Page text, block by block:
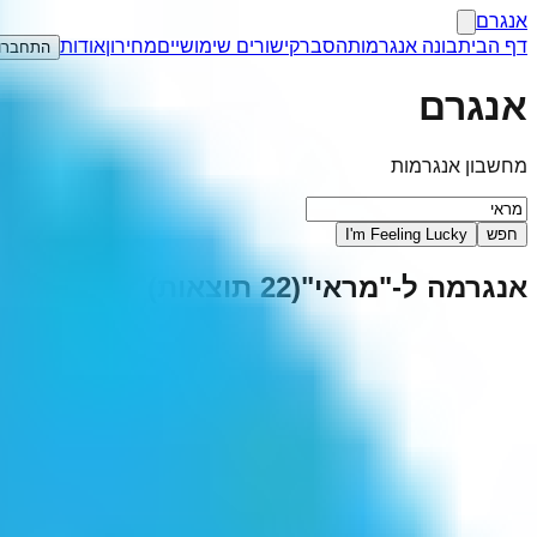
אנגרם
דף הביתבונה אנגרמותהסברקישורים שימושייםמחירוןאודות
אנגרם
מחשבון אנגרמות
חפש I'm Feeling Lucky
אנגרמה ל-"מראי"
(
22תוצאות)